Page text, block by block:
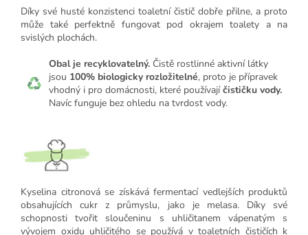
Díky své husté konzistenci toaletní čistič dobře přilne, a proto
může také perfektně fungovat pod okrajem toalety a na
svislých plochách.
Obal je recyklovatelný. Čistě rostlinné aktivní látky
jsou 100% biologicky rozložitelné, proto je přípravek
vhodný i pro domácnosti, které používajíčističku vody.
Navíc funguje bez ohledu na tvrdost vody.
Kyselina citronová se získává fermentací vedlejších produktů
obsahujících cukr z průmyslu, jako je melasa. Díky své
schopnosti tvořit sloučeninu s uhličitanem vápenatým s
vývojem oxidu uhličitého se používá v toaletních čističích k